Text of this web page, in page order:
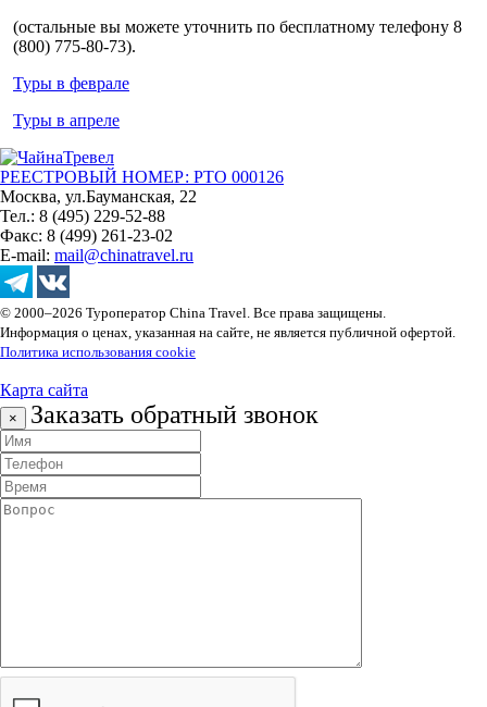
(остальные вы можете уточнить по бесплатному телефону 8
(800) 775-80-73).
Туры в феврале
Туры в апреле
РЕЕСТРОВЫЙ НОМЕР: РТО 000126
Москва, ул.Бауманская, 22
Тел.: 8 (495) 229-52-88
Факс: 8 (499) 261-23-02
E-mail: mail@chinatravel.ru
© 2000–2026 Туроператор China Travel. Все права защищены.
Информация о ценах, указанная на сайте, не является публичной офертой.
Политика использования cookie
Карта сайта
× Заказать обратный звонок